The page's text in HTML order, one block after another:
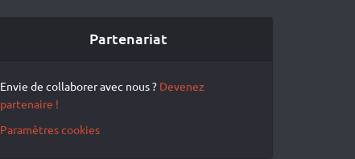
Partenariat
Envie de collaborer avec nous ? Devenez
partenaire !
Paramètres cookies